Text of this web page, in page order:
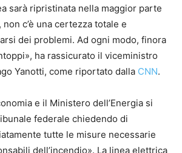
sarà ripristinata nella maggior parte
c’è una certezza totale e
dei problemi. Ad ogni modo, finora
ha rassicurato il viceministro
Yanotti, come riportato dalla CNN.
e il Ministero dell’Energia si
federale chiedendo di
tutte le misure necessarie
dell’incendio». La linea elettrica